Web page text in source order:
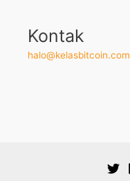
Kontak
halo@kelasbitcoin.com